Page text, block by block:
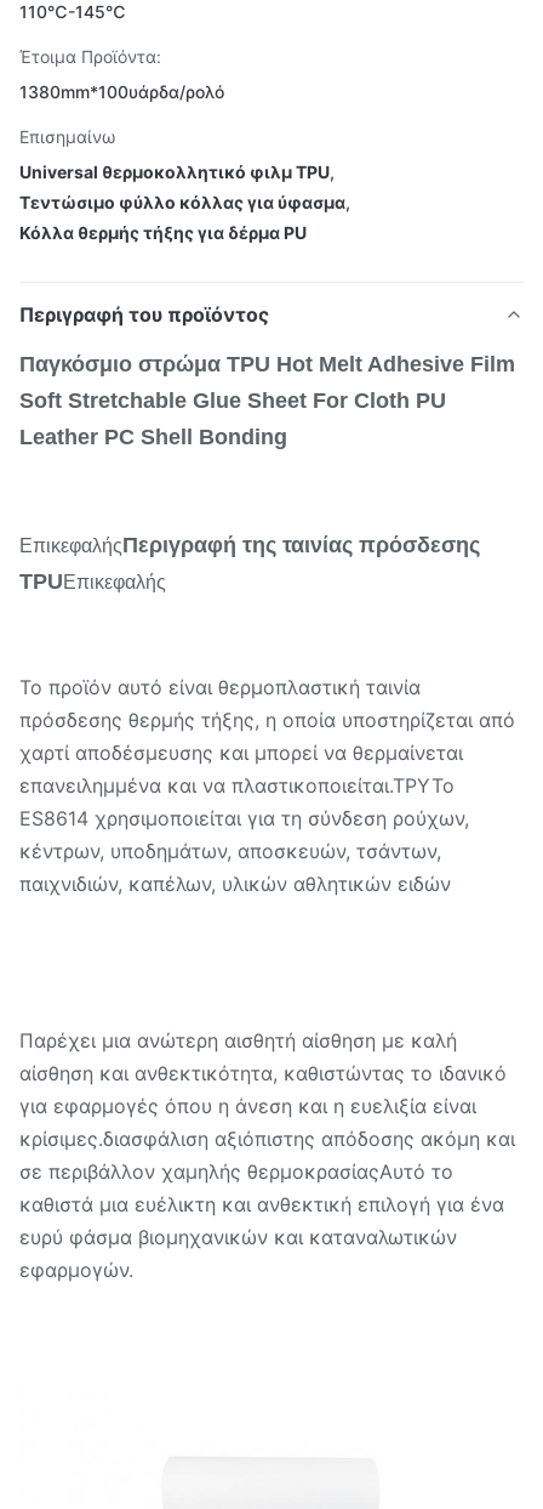
110℃-145℃
Έτοιμα Προϊόντα:
1380mm*100υάρδα/ρολό
Επισημαίνω
Universal θερμοκολλητικό φιλμ TPU,
Τεντώσιμο φύλλο κόλλας για ύφασμα,
Κόλλα θερμής τήξης για δέρμα PU
Περιγραφή του προϊόντος
Παγκόσμιο στρώμα TPU Hot Melt Adhesive Film
Soft Stretchable Glue Sheet For Cloth PU
Leather PC Shell Bonding
ΕπικεφαλήςΠεριγραφή της ταινίας πρόσδεσης
TPUΕπικεφαλής
Το προϊόν αυτό είναι θερμοπλαστική ταινία
πρόσδεσης θερμής τήξης, η οποία υποστηρίζεται από
χαρτί αποδέσμευσης και μπορεί να θερμαίνεται
επανειλημμένα και να πλαστικοποιείται.ΤΡΥΤο
ES8614 χρησιμοποιείται για τη σύνδεση ρούχων,
κέντρων, υποδημάτων, αποσκευών, τσάντων,
παιχνιδιών, καπέλων, υλικών αθλητικών ειδών
Παρέχει μια ανώτερη αισθητή αίσθηση με καλή
αίσθηση και ανθεκτικότητα, καθιστώντας το ιδανικό
για εφαρμογές όπου η άνεση και η ευελιξία είναι
κρίσιμες.διασφάλιση αξιόπιστης απόδοσης ακόμη και
σε περιβάλλον χαμηλής θερμοκρασίαςΑυτό το
καθιστά μια ευέλικτη και ανθεκτική επιλογή για ένα
ευρύ φάσμα βιομηχανικών και καταναλωτικών
εφαρμογών.